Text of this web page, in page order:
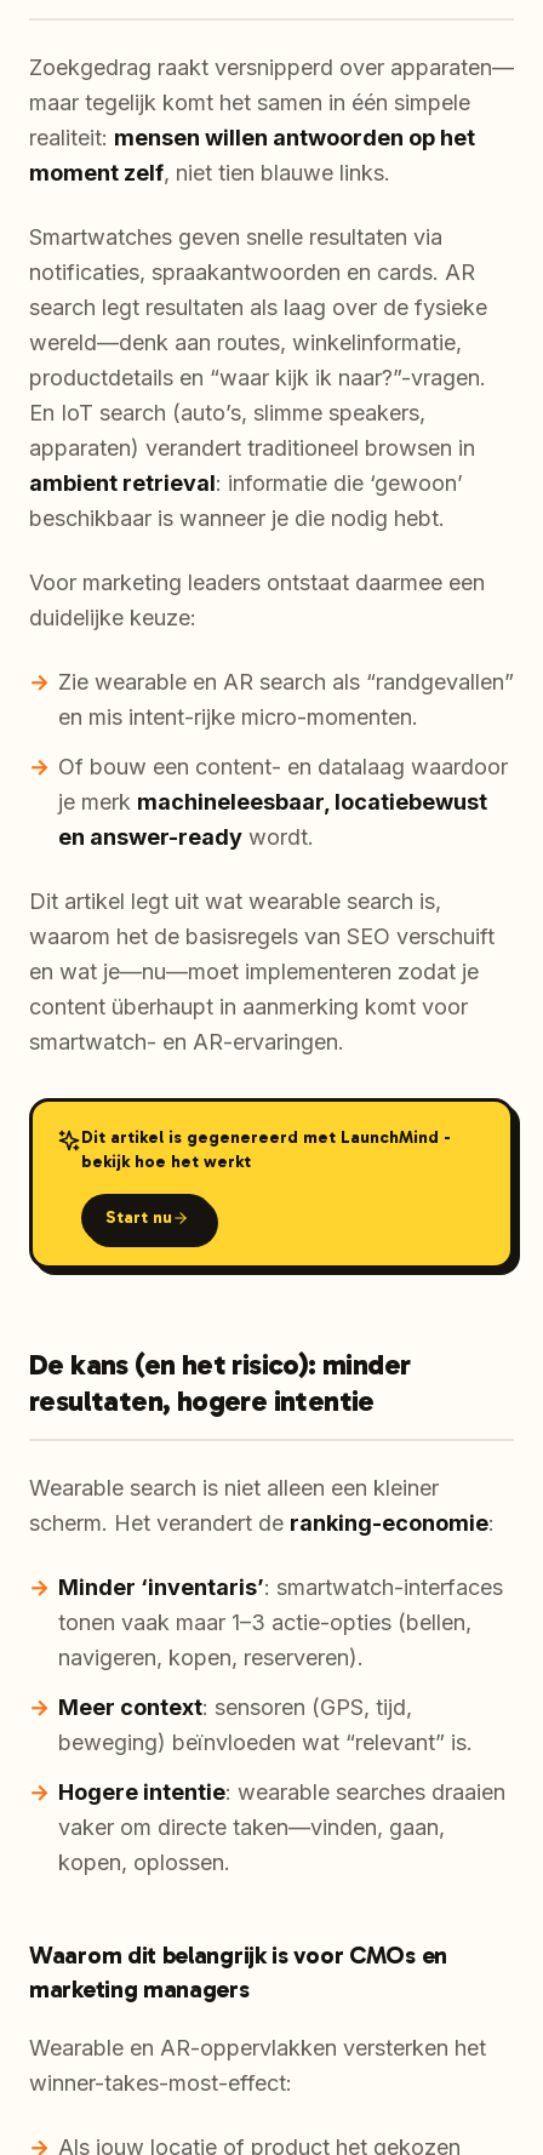
Zoekgedrag raakt versnipperd over apparaten—
maar tegelijk komt het samen in één simpele
realiteit: mensen willen antwoorden op het
moment zelf, niet tien blauwe links.
Smartwatches geven snelle resultaten via
notificaties, spraakantwoorden en cards. AR
search legt resultaten als laag over de fysieke
wereld—denk aan routes, winkelinformatie,
productdetails en “waar kijk ik naar?”-vragen.
En IoT search (auto’s, slimme speakers,
apparaten) verandert traditioneel browsen in
ambient retrieval: informatie die ‘gewoon’
beschikbaar is wanneer je die nodig hebt.
Voor marketing leaders ontstaat daarmee een
duidelijke keuze:
Zie wearable en AR search als “randgevallen”
en mis intent-rijke micro-momenten.
Of bouw een content- en datalaag waardoor
je merk machineleesbaar, locatiebewust
en answer-ready wordt.
Dit artikel legt uit wat wearable search is,
waarom het de basisregels van SEO verschuift
en wat je—nu—moet implementeren zodat je
content überhaupt in aanmerking komt voor
smartwatch- en AR-ervaringen.
Dit artikel is gegenereerd met LaunchMind -
bekijk hoe het werkt
Start nu
De kans (en het risico): minder
resultaten, hogere intentie
Wearable search is niet alleen een kleiner
scherm. Het verandert de ranking-economie:
Minder ‘inventaris’: smartwatch-interfaces
tonen vaak maar 1–3 actie-opties (bellen,
navigeren, kopen, reserveren).
Meer context: sensoren (GPS, tijd,
beweging) beïnvloeden wat “relevant” is.
Hogere intentie: wearable searches draaien
vaker om directe taken—vinden, gaan,
kopen, oplossen.
Waarom dit belangrijk is voor CMOs en
marketing managers
Wearable en AR-oppervlakken versterken het
winner-takes-most-effect:
Als jouw locatie of product het gekozen